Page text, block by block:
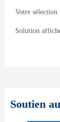
Votre sélection
Solution
Soutien